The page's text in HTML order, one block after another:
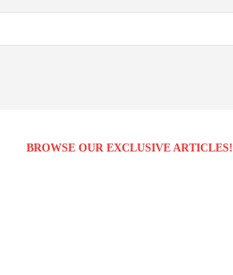
BROWSE OUR EXCLUSIVE ARTICLES!